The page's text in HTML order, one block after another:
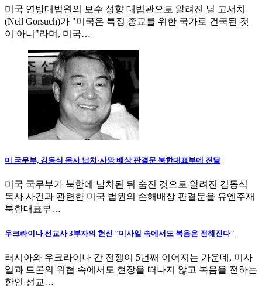
미국 연방대법원의 보수 성향 대법관으로 알려진 닐 고서치
(Neil Gorsuch)가 "미국은 특정 종교를 위한 국가로 건국된 것
이 아니"라며, 미국…
미 국무부, 김동식 목사 납치·사망 배상 판결문 북한대표부에 전달
미국 국무부가 북한에 납치된 뒤 숨진 것으로 알려진 김동식
목사 사건과 관련한 미국 법원의 손해배상 판결문을 유엔주재
북한대표부…
우크라이나 선교사 3부자의 헌신 "미사일 속에서도 복음은 전해진다"
러시아와 우크라이나 간 전쟁이 5년째 이어지는 가운데, 미사
일과 드론의 위협 속에서도 현장을 떠나지 않고 복음을 전하는
한인 선교…